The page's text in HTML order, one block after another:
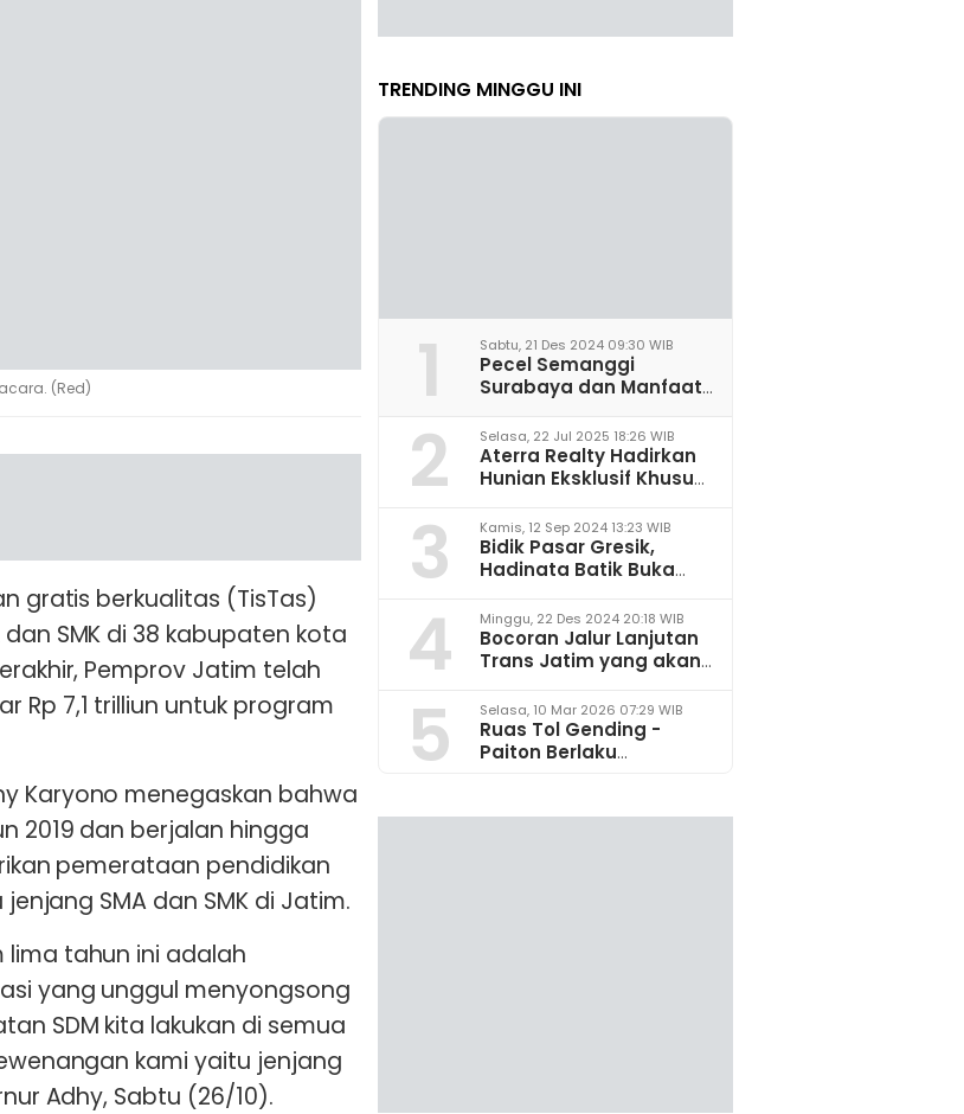
(Red)
gratis berkualitas (TisTas)
SMK di 38 kabupaten kota
Pemprov Jatim telah
Rp 7,1 trilliun untuk program
Karyono menegaskan bahwa
2019 dan berjalan hingga
pemerataan pendidikan
SMA dan SMK di Jatim.
lima tahun ini adalah
yang unggul menyongsong
SDM kita lakukan di semua
kami yaitu jenjang
Adhy, Sabtu (26/10).
TRENDING MINGGU INI
1 Sabtu, 21 Des 2024 09:30 WIB
Pecel Semanggi
Surabaya dan Manfaat
Saraf
2 Selasa, 22 Jul 2025 18:26 WIB
Aterra Realty Hadirkan
Hunian Eksklusif Khusus
Malang
3 Kamis, 12 Sep 2024 13:23 WIB
Bidik Pasar Gresik,
Hadinata Batik Buka
4 Minggu, 22 Des 2024 20:18 WIB
Bocoran Jalur Lanjutan
Trans Jatim yang akan
2025
5 Selasa, 10 Mar 2026 07:29 WIB
Ruas Tol Gending -
Paiton Berlaku